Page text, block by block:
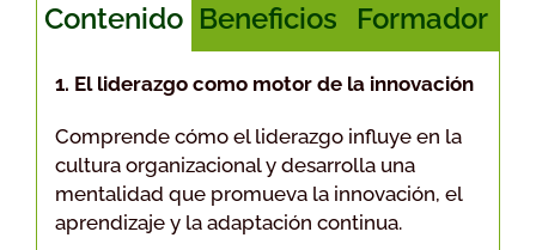
Contenido Beneficios Formador
1. El liderazgo como motor de la innovación
Comprende cómo el liderazgo influye en la
cultura organizacional y desarrolla una
mentalidad que promueva la innovación, el
aprendizaje y la adaptación continua.